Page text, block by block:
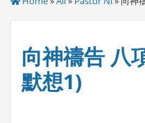
向神禱告 八
默想1)